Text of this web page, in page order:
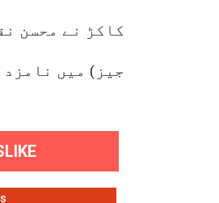
کاکڑ نے محسن
جیز) میں نامزد